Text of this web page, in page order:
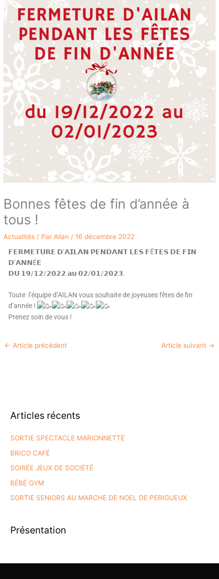
Bonnes fêtes de fin d’année à
tous !
Actualités / Par Ailan /16 décembre 2022
𝗙𝗘𝗥𝗠𝗘𝗧𝗨𝗥𝗘 𝗗’𝗔𝗜𝗟𝗔𝗡 𝗣𝗘𝗡𝗗𝗔𝗡𝗧 𝗟𝗘𝗦 𝗙Ê𝗧𝗘𝗦 𝗗𝗘 𝗙𝗜𝗡
𝗗’𝗔𝗡𝗡É𝗘
𝗗𝗨 𝟭𝟵/𝟭𝟮/𝟮𝟬𝟮𝟮 𝗮𝘂 𝟬𝟮/𝟬𝟭/𝟮𝟬𝟮𝟯.
Toute l’équipe d’AILAN vous souhaite de joyeuses fêtes de fin
d’année !
Prenez soin de vous !
← Article précédent Article suivant →
Articles récents
SORTIE SPECTACLE MARIONNETTE
BRICO CAFÉ
SOIRÉE JEUX DE SOCIÉTÉ
BÉBÉ GYM
SORTIE SENIORS AU MARCHE DE NOEL DE PERIGUEUX
Présentation